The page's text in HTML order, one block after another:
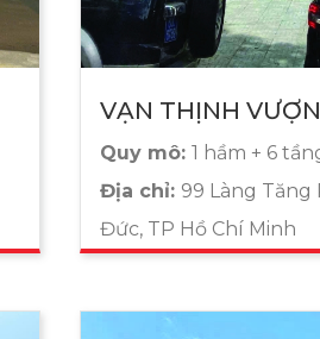
VẠN THỊNH
Quy mô: 1 hầm + 6
Địa chỉ: 99 Làng Tăng
Đức, TP Hồ Chí Minh